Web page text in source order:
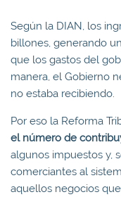
Según la DIAN, los
billones, generando
que los gastos del
manera, el Gobierno
no estaba recibiendo.
Por eso la Reforma
el número de
algunos impuestos y,
comerciantes al
aquellos negocios